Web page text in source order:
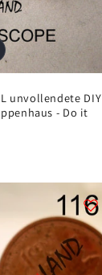
unvollendete DIY
- Do it